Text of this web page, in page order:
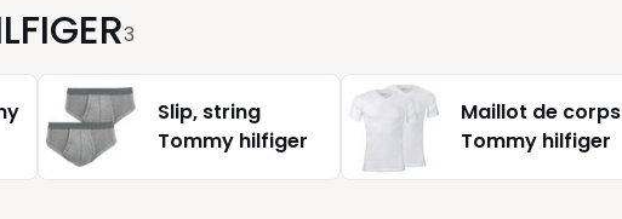
3
Slip, string
Tommy hilfiger
Maillot de corps
Tommy hilfiger